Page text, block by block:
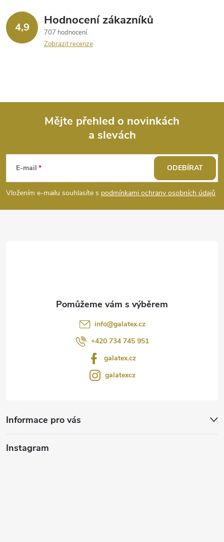
r
v
v
s
4,9 Hodnocení zákazníků
707 hodnocení
Zobrazit recenze
p
Mějte přehled o novinkách
a slevách
E-mail
Vložením e-mailu souhlasíte s podmínkami ochrany osobních údajů
ODEBÍRAT
info@galatex.cz
+420 734 745 951
galatex.cz
galatexcz
Informace pro vás
Instagram